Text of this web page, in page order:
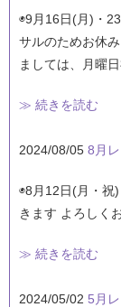
◉9月16日(月)・
サルのためお休
ましては、月曜
≫ 続きを読む
2024/08/05 8月
◉8月12日(月・祝
きます よろしく
≫ 続きを読む
2024/05/02 5月